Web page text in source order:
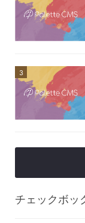
チェックボッ